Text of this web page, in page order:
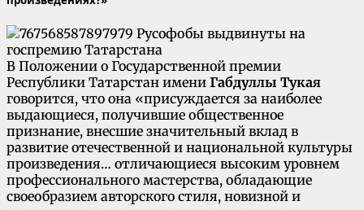
В Положении о Государственной премии
Республики Татарстан имени Габдуллы Тукая
говорится, что она «присуждается за наиболее
выдающиеся, получившие общественное
признание, внесшие значительный вклад в
развитие отечественной и национальной культуры
произведения… отличающиеся высоким уровнем
профессионального мастерства, обладающие
своеобразием авторского стиля, новизной и